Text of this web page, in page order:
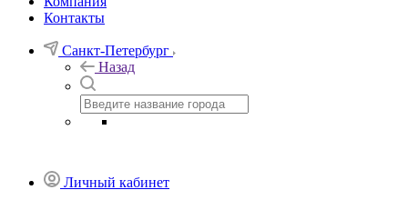
Контакты
Санкт-Петербург
Назад
Личный кабинет